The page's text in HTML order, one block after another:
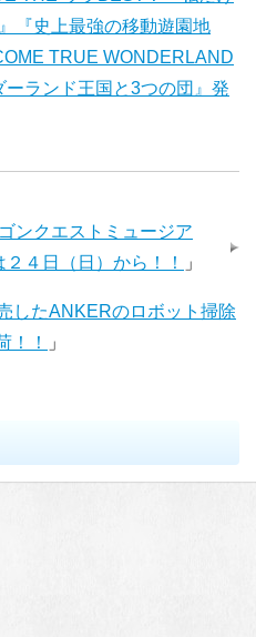
『史上最強の移動遊園地
TRUE WONDERLAND
ーランド王国と3つの団』発
ンクエストミュージア
４日（日）から！！
」
したANKERのロボット掃除
！！
」